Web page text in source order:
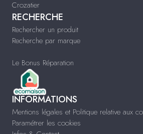
Crozatier
RECHERCHE
Rechercher un produit
Recherche par marque
Le Bonus Réparation
INFORMATIONS
Mentions légales et Politique relative aux
Paramétrer les cookies